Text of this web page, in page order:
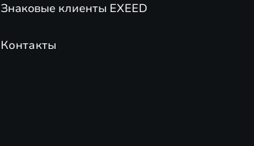
Знаковые клиенты EXEED
Контакты